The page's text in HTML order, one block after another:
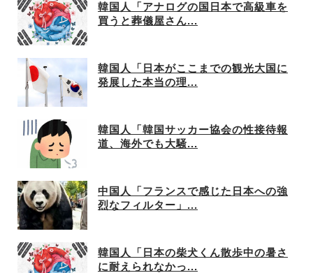
韓国人「アナログの国日本で高級車を
買うと葬儀屋さん...
韓国人「日本がここまでの観光大国に
発展した本当の理...
韓国人「韓国サッカー協会の性接待報
道、海外でも大騒...
中国人「フランスで感じた日本への強
烈なフィルター」...
韓国人「日本の柴犬くん散歩中の暑さ
に耐えられなかっ...